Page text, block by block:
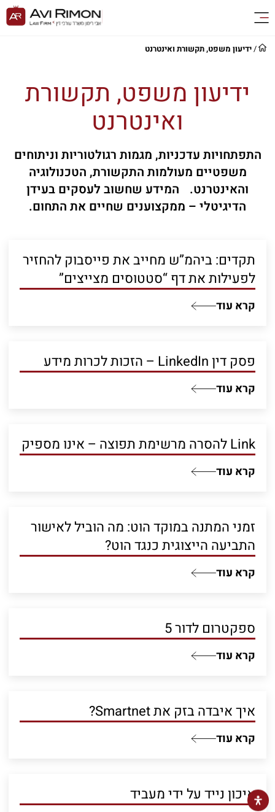
/ידיעון משפט, תקשורת ואינטרנט
ידיעון משפט, תקשורת
ואינטרנט
התפתחויות עדכניות, מגמות רגולטוריות וניתוחים
משפטיים מעולמות התקשורת, הטכנולוגיה
והאינטרנט. המידע שחשוב לעסקים בעידן
הדיגיטלי – ממקצוענים שחיים את התחום.
תקדים: ביהמ”ש מחייב את פייסבוק להחזיר
לפעילות את דף “סטטוסים מצייצים”
קרא עוד
פסק דין LinkedIn – הזכות לכרות מידע
קרא עוד
Link להסרה מרשימת תפוצה – אינו מספיק
קרא עוד
זמני המתנה במוקד הוט: מה הוביל לאישור
התביעה הייצוגית כנגד הוט?
קרא עוד
ספקטרום לדור 5
קרא עוד
איך איבדה בזק את Smartnet?
קרא עוד
איכון נייד על ידי מעביד